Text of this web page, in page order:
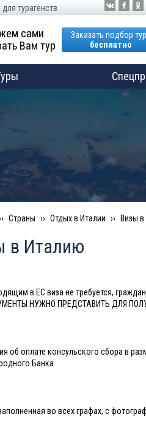
турагенств
сами
Вам тур
Заказать подбор
бесплатно
Страны Отдых в Италии Визы
в Италию
в ЕС виза не требуется,
НУЖНО ПРЕДСТАВИТЬ ДЛЯ
об оплате консульского сбора в
Банка
во всех графах, с